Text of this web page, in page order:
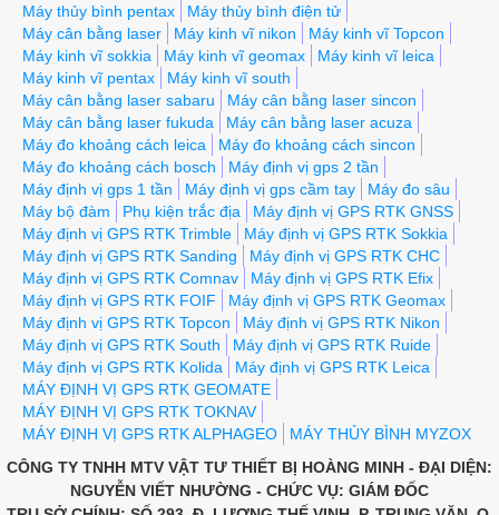
Máy thủy bình pentax
Máy thủy bình điện tử
Máy cân bằng laser
Máy kinh vĩ nikon
Máy kinh vĩ Topcon
Máy kinh vĩ sokkia
Máy kinh vĩ geomax
Máy kinh vĩ leica
Máy kinh vĩ pentax
Máy kinh vĩ south
Máy cân bằng laser sabaru
Máy cân bằng laser sincon
Máy cân bằng laser fukuda
Máy cân bằng laser acuza
Máy đo khoảng cách leica
Máy đo khoảng cách sincon
Máy đo khoảng cách bosch
Máy định vị gps 2 tần
Máy định vị gps 1 tần
Máy định vị gps cầm tay
Máy đo sâu
Máy bộ đàm
Phụ kiện trắc địa
Máy định vị GPS RTK GNSS
Máy định vị GPS RTK Trimble
Máy định vị GPS RTK Sokkia
Máy định vị GPS RTK Sanding
Máy định vị GPS RTK CHC
Máy định vị GPS RTK Comnav
Máy định vị GPS RTK Efix
Máy định vị GPS RTK FOIF
Máy định vị GPS RTK Geomax
Máy định vị GPS RTK Topcon
Máy định vị GPS RTK Nikon
Máy định vị GPS RTK South
Máy định vị GPS RTK Ruide
Máy định vị GPS RTK Kolida
Máy định vị GPS RTK Leica
MÁY ĐỊNH VỊ GPS RTK GEOMATE
MÁY ĐỊNH VỊ GPS RTK TOKNAV
MÁY ĐỊNH VỊ GPS RTK ALPHAGEO
MÁY THỦY BÌNH MYZOX
CÔNG TY TNHH MTV VẬT TƯ THIẾT BỊ HOÀNG MINH - ĐẠI DIỆN:
NGUYỄN VIẾT NHƯỜNG - CHỨC VỤ: GIÁM ĐỐC